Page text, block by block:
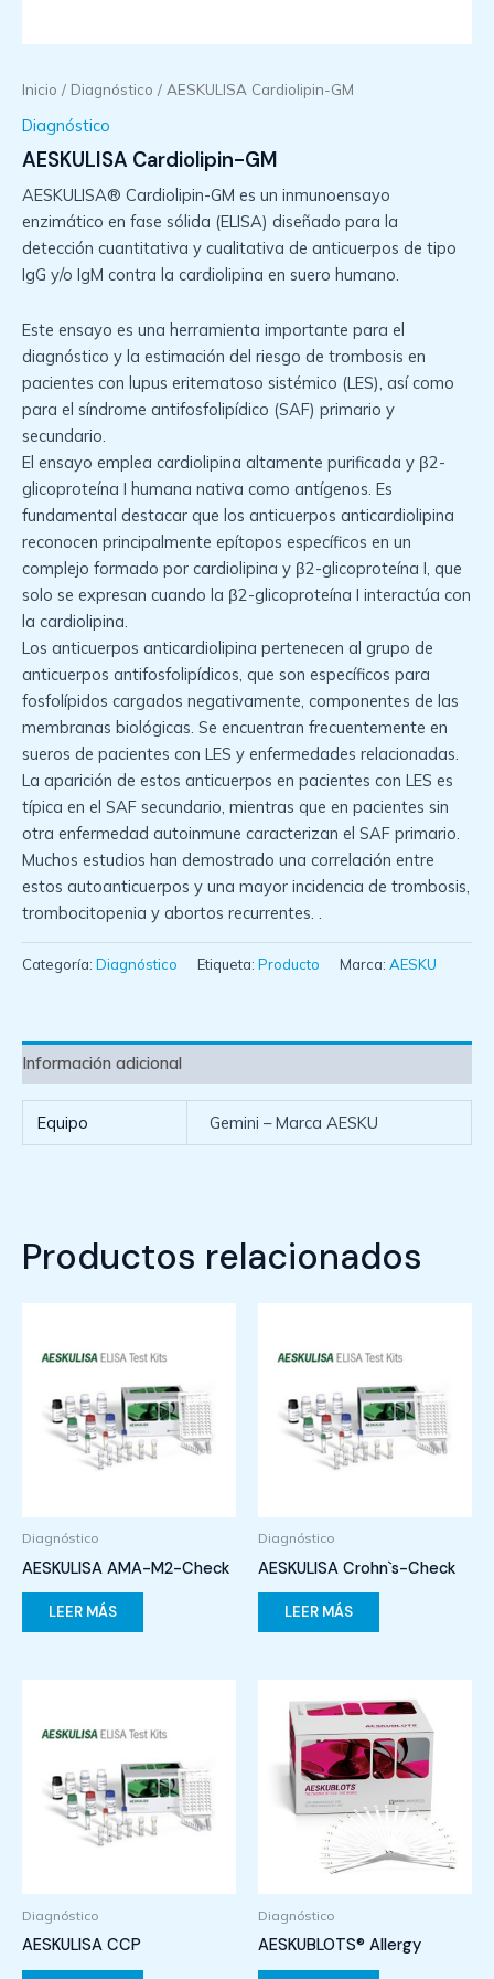
Inicio / Diagnóstico / AESKULISA Cardiolipin-GM
Diagnóstico
AESKULISA Cardiolipin-GM
AESKULISA® Cardiolipin-GM es un inmunoensayo
enzimático en fase sólida (ELISA) diseñado para la
detección cuantitativa y cualitativa de anticuerpos de tipo
IgG y/o IgM contra la cardiolipina en suero humano.
Este ensayo es una herramienta importante para el
diagnóstico y la estimación del riesgo de trombosis en
pacientes con lupus eritematoso sistémico (LES), así como
para el síndrome antifosfolipídico (SAF) primario y
secundario.
El ensayo emplea cardiolipina altamente purificada y β2-
glicoproteína I humana nativa como antígenos. Es
fundamental destacar que los anticuerpos anticardiolipina
reconocen principalmente epítopos específicos en un
complejo formado por cardiolipina y β2-glicoproteína I, que
solo se expresan cuando la β2-glicoproteína I interactúa con
la cardiolipina.
Los anticuerpos anticardiolipina pertenecen al grupo de
anticuerpos antifosfolipídicos, que son específicos para
fosfolípidos cargados negativamente, componentes de las
membranas biológicas. Se encuentran frecuentemente en
sueros de pacientes con LES y enfermedades relacionadas.
La aparición de estos anticuerpos en pacientes con LES es
típica en el SAF secundario, mientras que en pacientes sin
otra enfermedad autoinmune caracterizan el SAF primario.
Muchos estudios han demostrado una correlación entre
estos autoanticuerpos y una mayor incidencia de trombosis,
trombocitopenia y abortos recurrentes. .
Categoría: Diagnóstico Etiqueta: Producto Marca: AESKU
Información adicional
Equipo Gemini – Marca AESKU
Productos relacionados
Diagnóstico
AESKULISA AMA-M2-Check
LEER MÁS
Diagnóstico
AESKULISA Crohn`s-Check
LEER MÁS
Diagnóstico
AESKULISA CCP
Diagnóstico
AESKUBLOTS® Allergy